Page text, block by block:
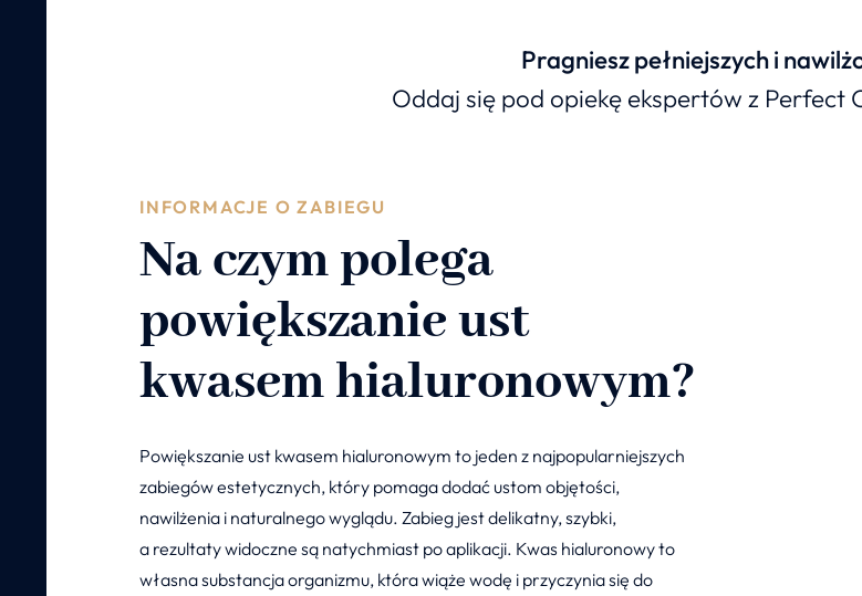
Pragniesz pełniejszych i
Oddaj się pod opiekę ekspertów z Perfect
INFORMACJE O ZABIEGU
Na czym polega
powiększanie ust
kwasem hialuronowym?
Powiększanie ust kwasem hialuronowym to jeden z najpopularniejszych
zabiegów estetycznych, który pomaga dodać ustom objętości,
nawilżenia i naturalnego wyglądu. Zabieg jest delikatny, szybki,
a rezultaty widoczne są natychmiast po aplikacji. Kwas hialuronowy to
własna substancja organizmu, która wiąże wodę i przyczynia się do